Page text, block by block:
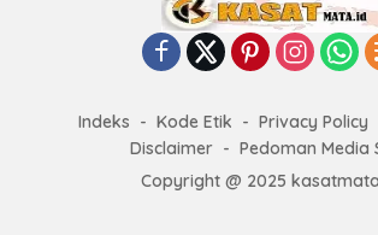
Indeks Kode Etik Privacy Policy
Disclaimer
Pedoman Media
Copyright @ 2025